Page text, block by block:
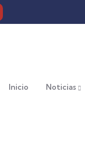
Inicio Noticias